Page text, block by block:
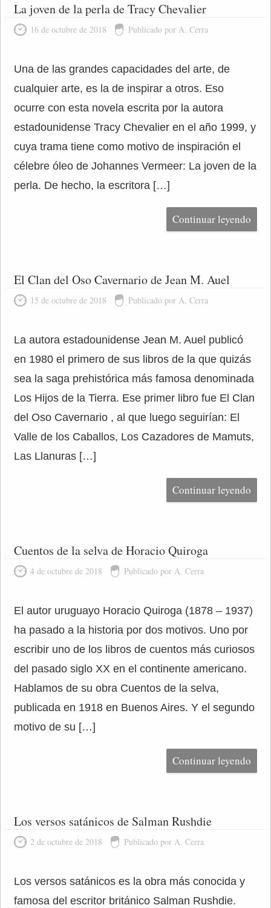
La joven de la perla de Tracy Chevalier
16 de octubre de 2018 Publicado por A. Cerra
Una de las grandes capacidades del arte, de
cualquier arte, es la de inspirar a otros. Eso
ocurre con esta novela escrita por la autora
estadounidense Tracy Chevalier en el año 1999, y
cuya trama tiene como motivo de inspiración el
célebre óleo de Johannes Vermeer: La joven de la
perla. De hecho, la escritora […]
Continuar leyendo
El Clan del Oso Cavernario de Jean M. Auel
15 de octubre de 2018 Publicado por A. Cerra
La autora estadounidense Jean M. Auel publicó
en 1980 el primero de sus libros de la que quizás
sea la saga prehistórica más famosa denominada
Los Hijos de la Tierra. Ese primer libro fue El Clan
del Oso Cavernario , al que luego seguirían: El
Valle de los Caballos, Los Cazadores de Mamuts,
Las Llanuras […]
Continuar leyendo
Cuentos de la selva de Horacio Quiroga
4 de octubre de 2018 Publicado por A. Cerra
El autor uruguayo Horacio Quiroga (1878 – 1937)
ha pasado a la historia por dos motivos. Uno por
escribir uno de los libros de cuentos más curiosos
del pasado siglo XX en el continente americano.
Hablamos de su obra Cuentos de la selva,
publicada en 1918 en Buenos Aires. Y el segundo
motivo de su […]
Continuar leyendo
Los versos satánicos de Salman Rushdie
2 de octubre de 2018 Publicado por A. Cerra
Los versos satánicos es la obra más conocida y
famosa del escritor británico Salman Rushdie.